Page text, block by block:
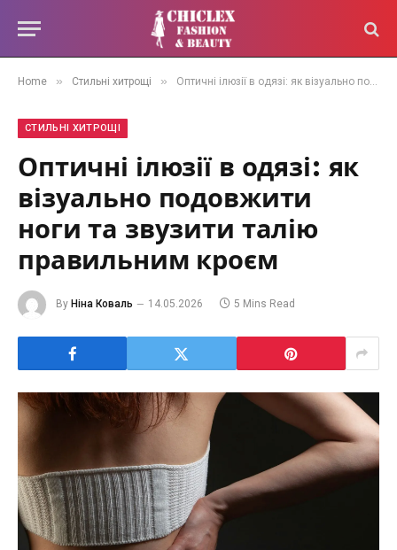
Home » Стильні хитрощі » Оптичні ілюзії в одязі: як візуально подовжити ноги та звузити талію правильним кроєм
СТИЛЬНІ ХИТРОЩІ
Оптичні ілюзії в одязі: як
візуально подовжити
ноги та звузити талію
правильним кроєм
By Ніна Коваль 14.05.2026 5 Mins Read